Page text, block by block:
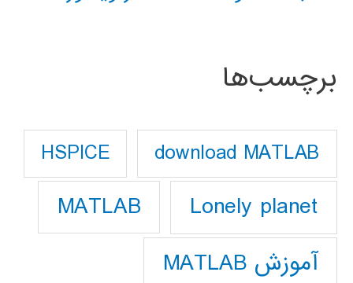
برچسب‌ها
download MATLAB
HSPICE
Lonely planet
MATLAB
آموزش MATLAB